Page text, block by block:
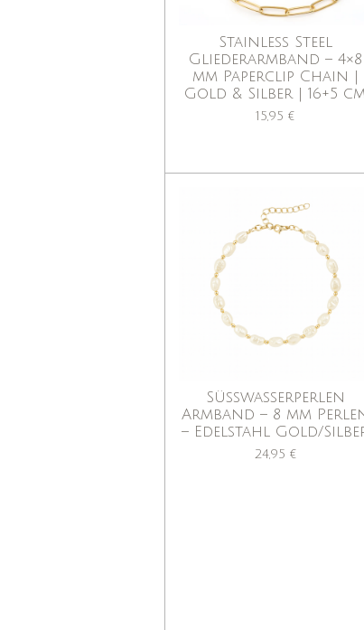
Stainless Steel
Gliederarmband – 4×8
mm Paperclip Chain |
Gold & Silber | 16+5
15,95 €
Süßwasserperlen
Armband – 8 mm
– Edelstahl Gold/
24,95 €